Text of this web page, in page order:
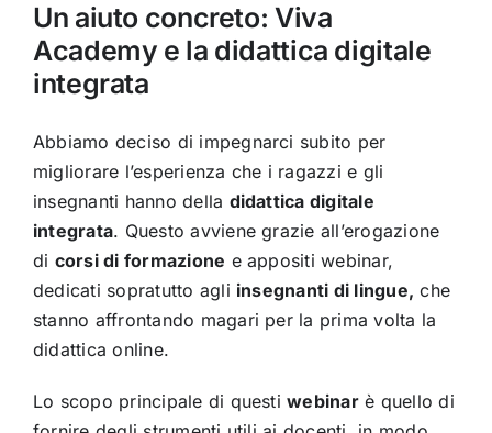
Un aiuto concreto: Viva
Academy e la didattica digitale
integrata
Abbiamo deciso di impegnarci subito per
migliorare l’esperienza che i ragazzi e gli
insegnanti hanno della didattica digitale
integrata. Questo avviene grazie all’erogazione
di corsi di formazione e appositi webinar,
dedicati sopratutto agli insegnanti di lingue, che
stanno affrontando magari per la prima volta la
didattica online.
Lo scopo principale di questiwebinarè quello di